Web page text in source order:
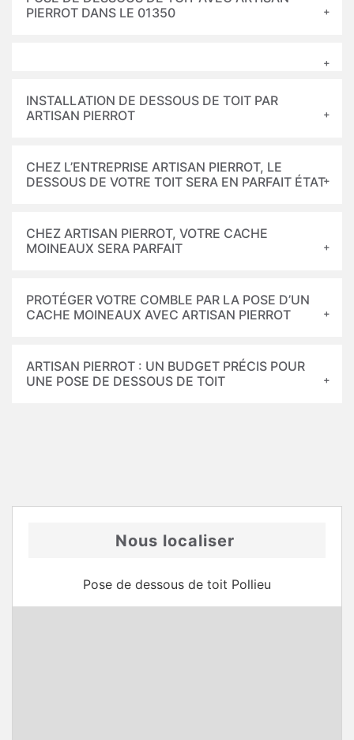
PIERROT DANS LE 01350
INSTALLATION DE DESSOUS DE TOIT PAR
ARTISAN PIERROT
CHEZ L’ENTREPRISE ARTISAN PIERROT, LE
DESSOUS DE VOTRE TOIT SERA EN PARFAIT ÉTAT
CHEZ ARTISAN PIERROT, VOTRE CACHE
MOINEAUX SERA PARFAIT
PROTÉGER VOTRE COMBLE PAR LA POSE D’UN
CACHE MOINEAUX AVEC ARTISAN PIERROT
ARTISAN PIERROT : UN BUDGET PRÉCIS POUR
UNE POSE DE DESSOUS DE TOIT
Nous localiser
Pose de dessous de toit Pollieu